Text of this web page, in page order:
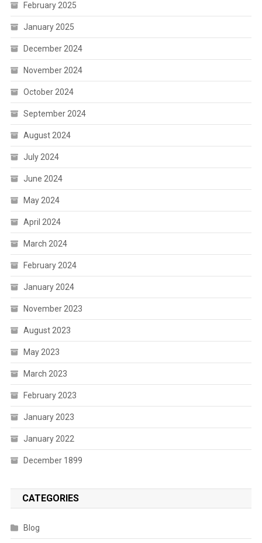
February 2025
January 2025
December 2024
November 2024
October 2024
September 2024
August 2024
July 2024
June 2024
May 2024
April 2024
March 2024
February 2024
January 2024
November 2023
August 2023
May 2023
March 2023
February 2023
January 2023
January 2022
December 1899
CATEGORIES
Blog